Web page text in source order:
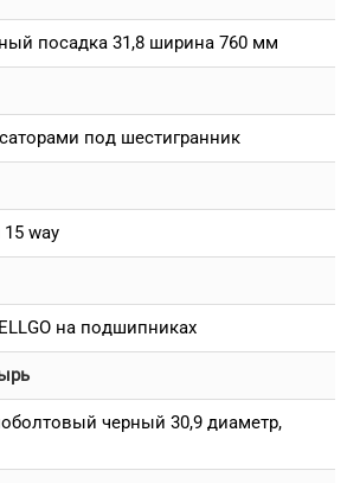
посадка 31,8 ширина 760 мм
под шестигранник
way
на подшипниках
черный 30,9 диаметр,